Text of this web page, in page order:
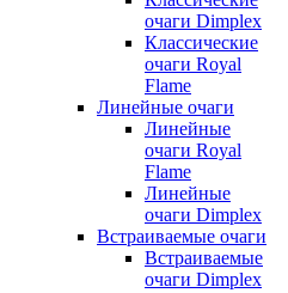
очаги Dimplex
Классические
очаги Royal
Flame
Линейные очаги
Линейные
очаги Royal
Flame
Линейные
очаги Dimplex
Встраиваемые очаги
Встраиваемые
очаги Dimplex